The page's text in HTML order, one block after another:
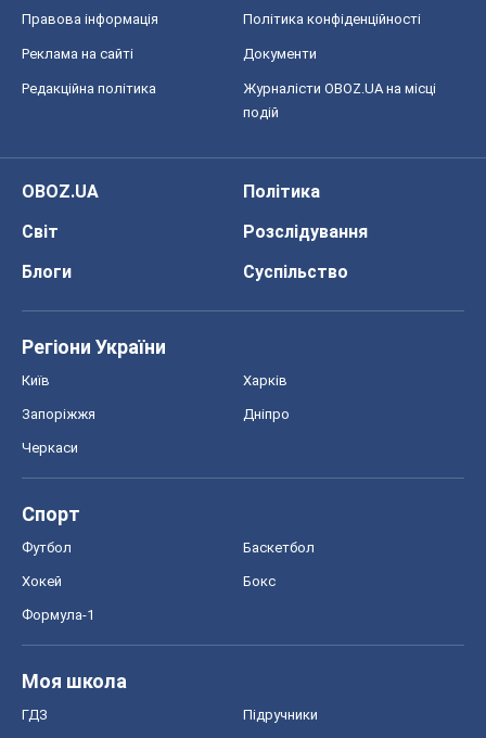
Правова інформація Політика конфіденційності
Реклама на сайті Документи
Редакційна політика
Журналісти OBOZ.UA на місці
подій
OBOZ.UA
Політика
Світ
Розслідування
Блоги
Суспільство
Регіони України
Київ Харків
Запоріжжя Дніпро
Черкаси
Спорт
Футбол Баскетбол
Хокей Бокс
Формула-1
Моя школа
ГДЗ Підручники